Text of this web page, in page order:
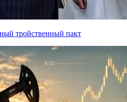
тройственный пакт